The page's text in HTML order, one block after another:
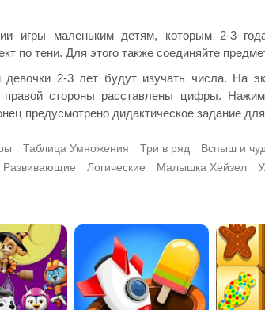
игры маленьким детям, которым 2-3
по тени. Для этого также соединяйте
2-3 лет будут изучать числа. На
стороны расставлены цифры.
предусмотрено дидактическое задание
Таблица Умножения Три в ряд Вспыш и
Развивающие Логические Малышка Хейзел